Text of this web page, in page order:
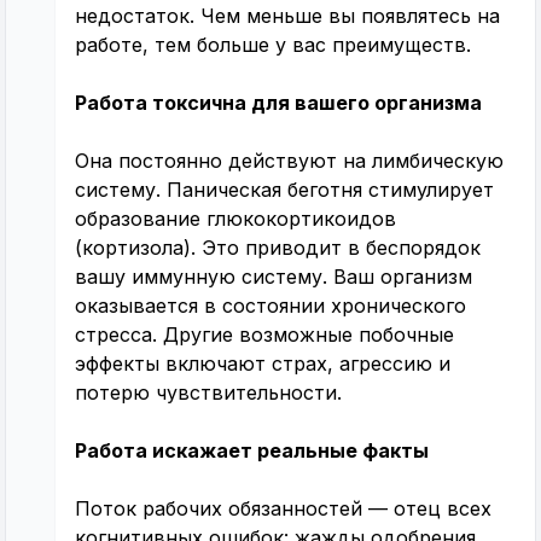
недостаток. Чем меньше вы появлятесь на
работе, тем больше у вас преимуществ.
Работа токсична для вашего организма
Она постоянно действуют на лимбическую
систему. Паническая беготня стимулирует
образование глюкокортикоидов
(кортизола). Это приводит в беспорядок
вашу иммунную систему. Ваш организм
оказывается в состоянии хронического
стресса. Другие возможные побочные
эффекты включают страх, агрессию и
потерю чувствительности.
Работа искажает реальные факты
Поток рабочих обязанностей — отец всех